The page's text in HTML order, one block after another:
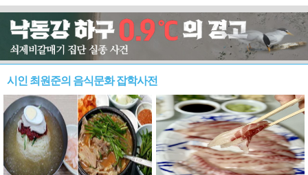
시인 최원준의 음식문화 잡학사전